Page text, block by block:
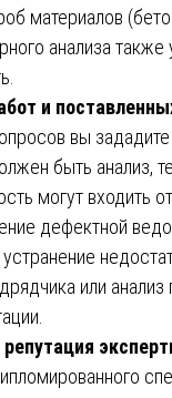
материалов
анализа также
и
вы
быть анализ,
могут входить
дефектной
или анализ